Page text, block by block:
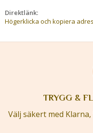
Direktlänk:
Högerklicka och kopiera
TRYGG &
Välj säkert med